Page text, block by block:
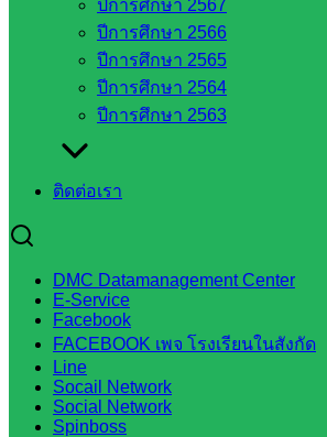
ปีการศึกษา 2567
ปีการศึกษา 2566
ปีการศึกษา 2565
ปีการศึกษา 2564
ปีการศึกษา 2563
ติดต่อเรา
DMC Datamanagement Center
E-Service
Facebook
FACEBOOK เพจ โรงเรียนในสังกัด
Line
Socail Network
Social Network
Spinboss
วิทยาลัย
เทคนิค
สระแก้ว
วิทยาลัย
เทคนิค
วังน้ำเย็น
กศน.สระแก้ว
เว็บไซต์
กลุ่มงาน
ใน
สำนักงาน
กลุ่